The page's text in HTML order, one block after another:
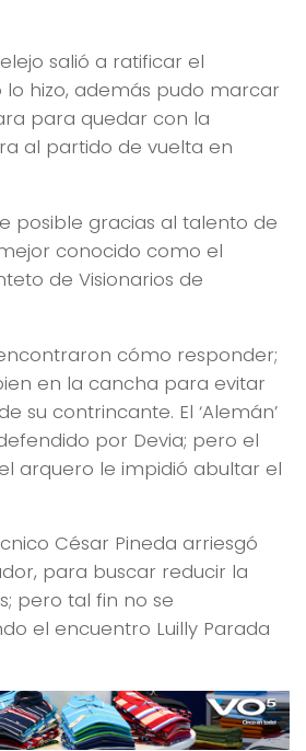
salió a ratificar el
hizo, además pudo marcar
para quedar con la
al partido de vuelta en
posible gracias al talento de
conocido como el
de Visionarios de
encontraron cómo responder;
en la cancha para evitar
su contrincante. El ‘Alemán’
por Devia; pero el
arquero le impidió abultar el
César Pineda arriesgó
para buscar reducir la
pero tal fin no se
el encuentro Luilly Parada